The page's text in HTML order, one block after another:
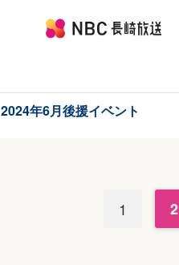
2024年6月後援イベント
1 2